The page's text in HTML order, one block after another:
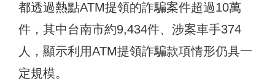
都透過熱點ATM提領的詐騙案件超過10萬
件，其中台南市約9,434件、涉案車手374
人，顯示利用ATM提領詐騙款項情形仍具一
定規模。